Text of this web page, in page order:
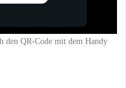
den QR-Code mit dem Handy